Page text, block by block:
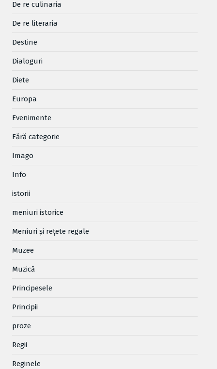
De re culinaria
De re literaria
Destine
Dialoguri
Diete
Europa
Evenimente
Fără categorie
Imago
Info
istorii
meniuri istorice
Meniuri și rețete regale
Muzee
Muzică
Principesele
Principii
proze
Regii
Reginele